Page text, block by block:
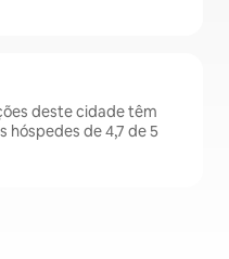
deste cidade têm
hóspedes de 4,7 de 5